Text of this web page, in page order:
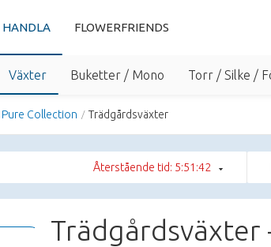
HANDLA FLOWERFRIENDS
Växter Buketter / Mono Torr / Silke /
Collection Trädgårdsväxter
Återstående tid: 5:51:41
Trädgårdsväxter